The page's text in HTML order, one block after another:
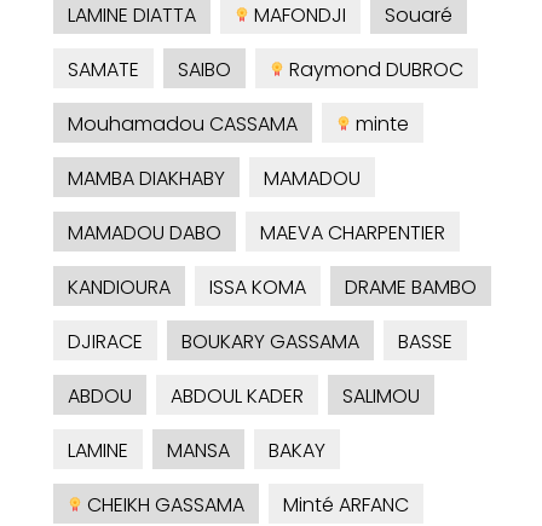
LAMINE DIATTA
MAFONDJI
Souaré
SAMATE
SAIBO
Raymond DUBROC
Mouhamadou CASSAMA
minte
MAMBA DIAKHABY
MAMADOU
MAMADOU DABO
MAEVA CHARPENTIER
KANDIOURA
ISSA KOMA
DRAME BAMBO
DJIRACE
BOUKARY GASSAMA
BASSE
ABDOU
ABDOUL KADER
SALIMOU
LAMINE
MANSA
BAKAY
CHEIKH GASSAMA
Minté ARFANC